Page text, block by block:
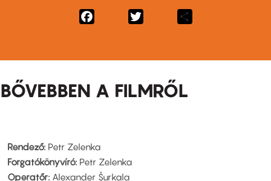
Facebook
BŐVEBBEN A FILMRŐL
Rendező: Petr Zelenka
Forgatókönyvíró: Petr Zelenka
Operatőr: Alexander Šurkala